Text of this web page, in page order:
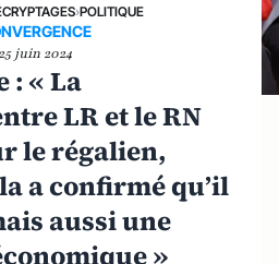
›POLITIQUE
juin 2024
: « La
LR et le RN
le régalien,
a confirmé qu’il
aussi une
»